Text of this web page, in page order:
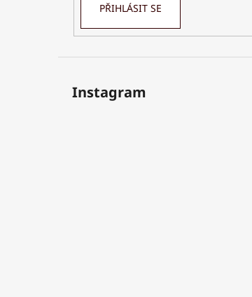
PŘIHLÁSIT SE
Instagram